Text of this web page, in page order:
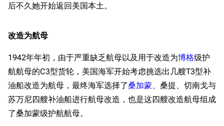
后不久她开始返回美国本土。
改造为航母
1942年年初，由于严重缺乏航母以及用于改造为博格级护
航航母的C3型货轮，美国海军开始考虑挑选出几艘T3型补
油船改造为航母，最终海军选择了桑加蒙、桑提、切南戈与
苏万尼四艘补油船进行航母改造，也是这四艘改造航母组成
了桑加蒙级护航航母。